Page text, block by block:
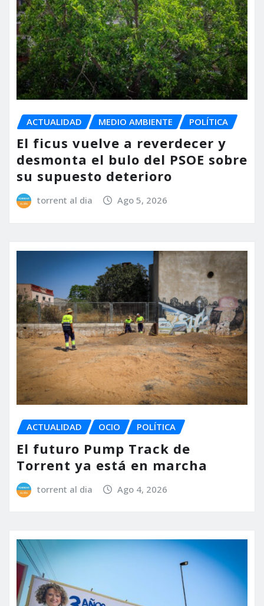
ACTUALIDAD MEDIO AMBIENTE POLÍTICA
El ficus vuelve a reverdecer y
desmonta el bulo del PSOE sobre
su supuesto deterioro
torrent al dia Ago 5, 2026
ACTUALIDAD OCIO POLÍTICA
El futuro Pump Track de
Torrent ya está en marcha
torrent al dia Ago 4, 2026